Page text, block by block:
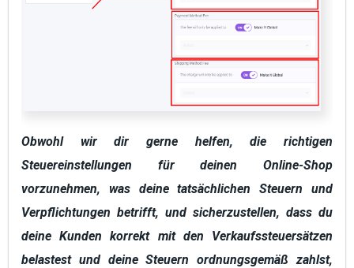
Obwohl wir dir gerne helfen, die richtigen
Steuereinstellungen für deinen Online-Shop
vorzunehmen, was deine tatsächlichen Steuern und
Verpflichtungen betrifft, und sicherzustellen, dass du
deine Kunden korrekt mit den Verkaufssteuersätzen
belastest und deine Steuern ordnungsgemäß zahlst,